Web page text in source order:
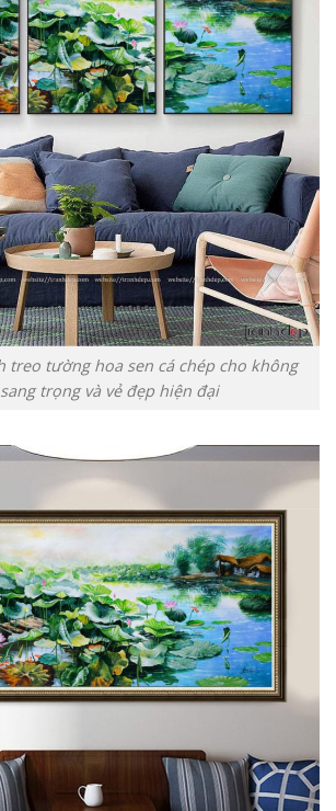
treo tường hoa sen cá chép cho không
trọng và vẻ đẹp hiện đại